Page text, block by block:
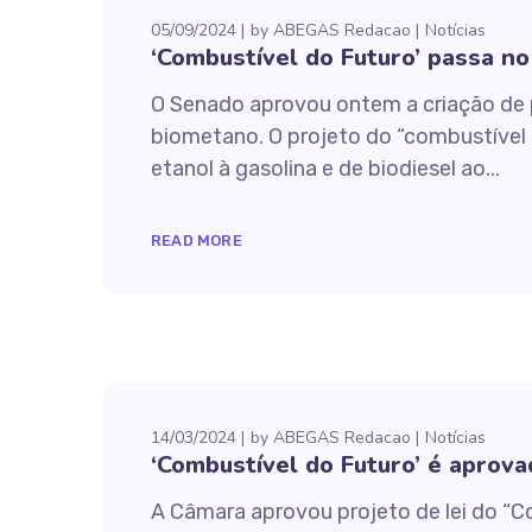
05/09/2024 by ABEGAS Redacao Notícias
‘Combustível do Futuro’ passa
O Senado aprovou ontem a criação
biometano. O projeto do
etanol à gasolina e de biodiesel ao...
READ MORE
14/03/2024 by ABEGAS Redacao Notícias
‘Combustível do Futuro’ é
A Câmara aprovou projeto de lei do